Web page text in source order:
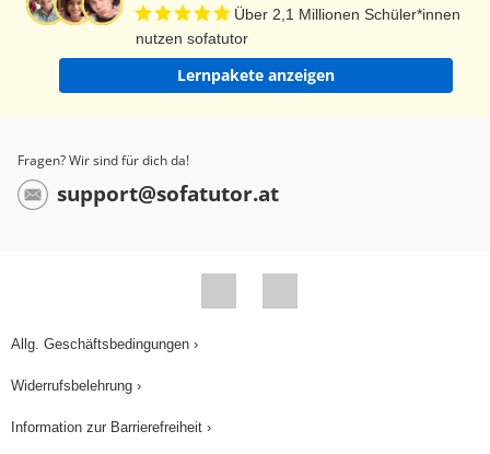
Über 2,1 Millionen Schüler*innen
nutzen sofatutor
Lernpakete anzeigen
Fragen? Wir sind für dich da!
support@sofatutor.at
Allg. Geschäftsbedingungen ›
Widerrufsbelehrung ›
Information zur Barrierefreiheit ›